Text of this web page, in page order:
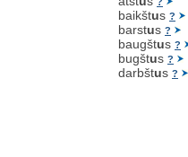
baikštus ?
barstus ?
baugštus ?
bugštus ?
darbštus ?